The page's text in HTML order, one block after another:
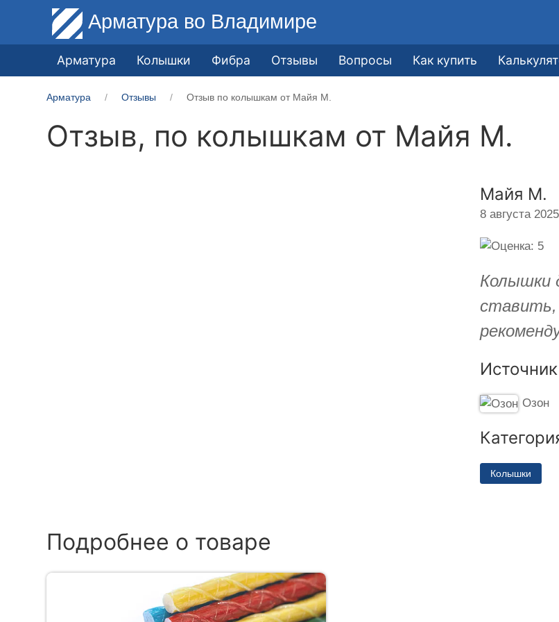
Арматура во Владимире
Арматура Колышки Фибра Отзывы Вопросы Как купить
Арматура Отзывы Отзыв по колышкам от Майя М.
Отзыв, по колышкам от Майя М.
Майя М.
8 августа 2025
Колышки
ставить,
Источник
Озон
Колышки
Подробнее о товаре